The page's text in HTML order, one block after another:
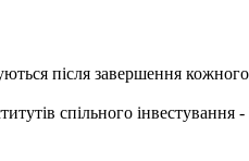
після завершення
спільного інвестування